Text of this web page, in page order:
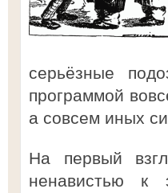
серьёзные
программой
а совсем иных
На первый
ненавистью к